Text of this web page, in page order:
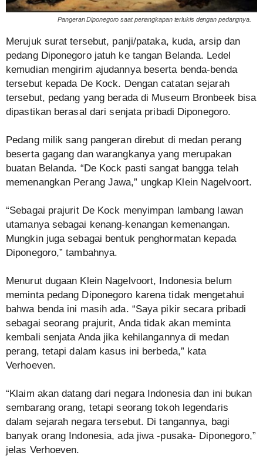
Pangeran Diponegoro saat penangkapan terlukis dengan pedangnya.
Merujuk surat tersebut, panji/pataka, kuda, arsip dan
pedang Diponegoro jatuh ke tangan Belanda. Ledel
kemudian mengirim ajudannya beserta benda-benda
tersebut kepada De Kock. Dengan catatan sejarah
tersebut, pedang yang berada di Museum Bronbeek bisa
dipastikan berasal dari senjata pribadi Diponegoro.
Pedang milik sang pangeran direbut di medan perang
beserta gagang dan warangkanya yang merupakan
buatan Belanda. “De Kock pasti sangat bangga telah
memenangkan Perang Jawa,” ungkap Klein Nagelvoort.
“Sebagai prajurit De Kock menyimpan lambang lawan
utamanya sebagai kenang-kenangan kemenangan.
Mungkin juga sebagai bentuk penghormatan kepada
Diponegoro,” tambahnya.
Menurut dugaan Klein Nagelvoort, Indonesia belum
meminta pedang Diponegoro karena tidak mengetahui
bahwa benda ini masih ada. “Saya pikir secara pribadi
sebagai seorang prajurit, Anda tidak akan meminta
kembali senjata Anda jika kehilangannya di medan
perang, tetapi dalam kasus ini berbeda,” kata
Verhoeven.
“Klaim akan datang dari negara Indonesia dan ini bukan
sembarang orang, tetapi seorang tokoh legendaris
dalam sejarah negara tersebut. Di tangannya, bagi
banyak orang Indonesia, ada jiwa -pusaka- Diponegoro,”
jelas Verhoeven.